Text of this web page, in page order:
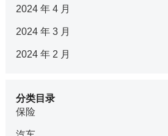
2024 年 4 月
2024 年 3 月
2024 年 2 月
分类目录
保险